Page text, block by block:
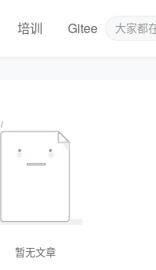
培训 Gitee 新媒
暂无文章